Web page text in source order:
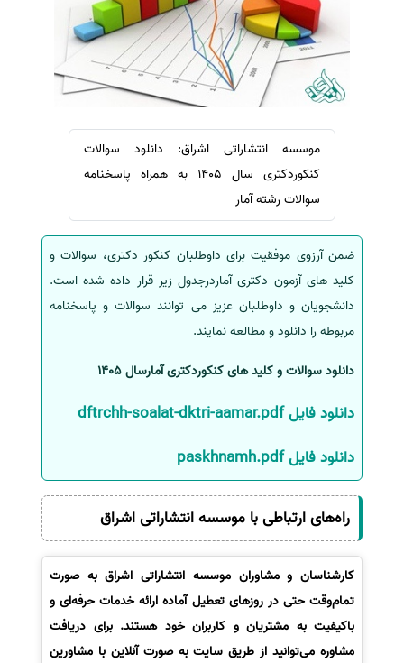
ترجمه عربی به فارسی
مشاهده همه زبان ها
سفارش ویرایش
سفارش پارافریز
سفارش فرمت‌بندی
سفارش کاهش کمیت
سفارش معرفی مجله
سفارش معرفی مقاله
سفارش معرفی کتاب
سفارش چکیده مبسوط
سفارش ترجمه مولتی‌مدیا
سفارش گویندگی
سفارش تولید محتوا
سفارش ترجمه همزمان
سفارش چکیده گرافیکی
سفارش تهیه کاورلتر
موسسه انتشاراتی اشراق: دانلود سوالات
کنکوردکتری سال 1405 به همراه پاسخنامه
سوالات رشته آمار
ضمن آرزوی موفقیت برای داوطلبان کنکور دکتری، سوالات و
کلید های آزمون دکتری آماردرجدول زیر قرار داده شده است.
دانشجویان و داوطلبان عزیز می توانند سوالات و پاسخنامه
مربوطه را دانلود و مطالعه نمایند.
دانلود سوالات و کلید های کنکوردکتری آمارسال 1405
دانلود فایل dftrchh-soalat-dktri-aamar.pdf
دانلود فایل paskhnamh.pdf
راه‌های ارتباطی با موسسه انتشاراتی اشراق
کارشناسان و مشاوران موسسه انتشاراتی اشراق به صورت
تمام‌وقت حتی در روزهای تعطیل آماده ارائه خدمات حرفه‌ای و
باکیفیت به مشتریان و کاربران خود هستند. برای دریافت
مشاوره می‌توانید از طریق سایت به صورت آنلاین با مشاورین